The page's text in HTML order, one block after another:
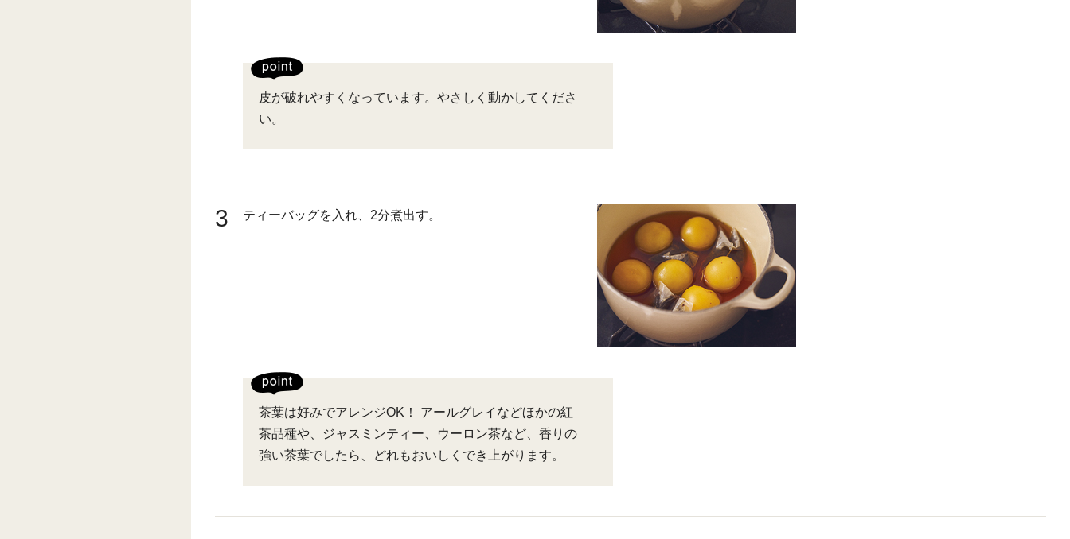
皮が破れやすくなっています。やさしく動かしてくださ
い。
3 ティーバッグを入れ、2分煮出す。
茶葉は好みでアレンジOK！ アールグレイなどほかの紅
茶品種や、ジャスミンティー、ウーロン茶など、香りの
強い茶葉でしたら、どれもおいしくでき上がります。